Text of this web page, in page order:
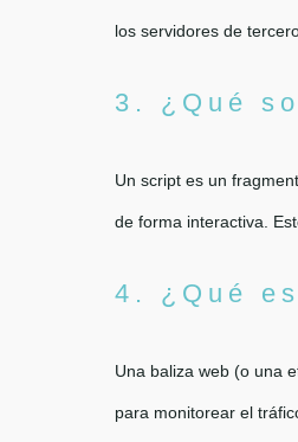
los servidores de
3. ¿Qué
Un script es un
de forma interactiva.
4. ¿Qué
Una baliza web (o una
para monitorear el